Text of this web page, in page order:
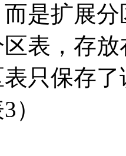
是扩展
表，存
只保存
）